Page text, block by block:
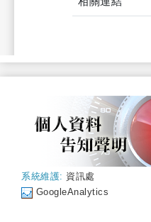
系統維護: 資訊處
GoogleAnalytics